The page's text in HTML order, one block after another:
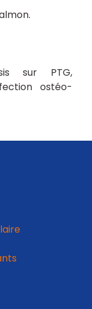
sur PTG
ostéo-